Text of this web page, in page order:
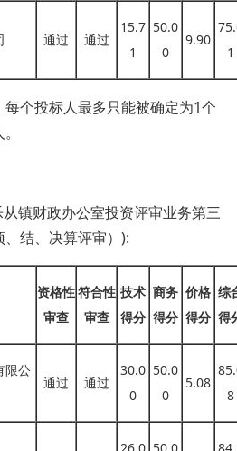
通过 通过
15.7
1
50.0
0
9.90
1
个投标人最多只能被确定为1个
镇财政办公室投资评审业务第三
结、决算评审）):
资格性
审查
符合性
审查
技术
得分
商务
得分
价格
得分
综
得
限公
通过 通过
30.0
0
50.0
0
5.08
8